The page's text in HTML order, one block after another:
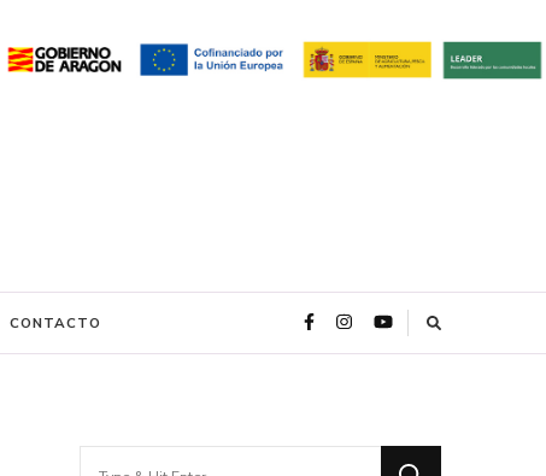
CONTACTO